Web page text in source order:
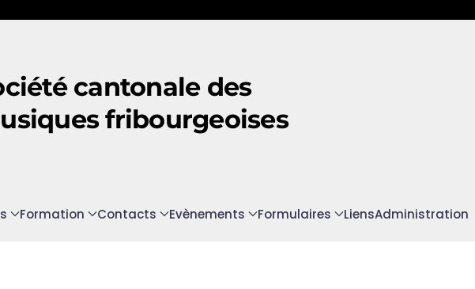
cantonale des
fribourgeoises
Formation Contacts Evènements Formulaires LiensAdministration